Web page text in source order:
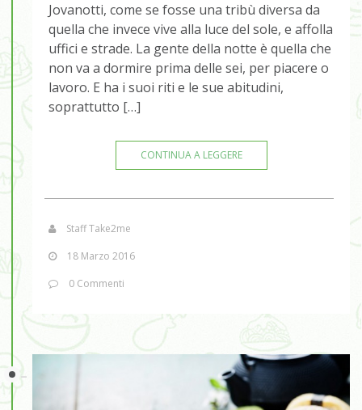
Jovanotti, come se fosse una tribù diversa da
quella che invece vive alla luce del sole, e affolla
uffici e strade. La gente della notte è quella che
non va a dormire prima delle sei, per piacere o
lavoro. E ha i suoi riti e le sue abitudini,
soprattutto […]
CONTINUA A LEGGERE
Staff Take2me
18 Marzo 2016
0 Commenti